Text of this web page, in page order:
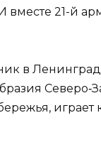
21-й
в
играет